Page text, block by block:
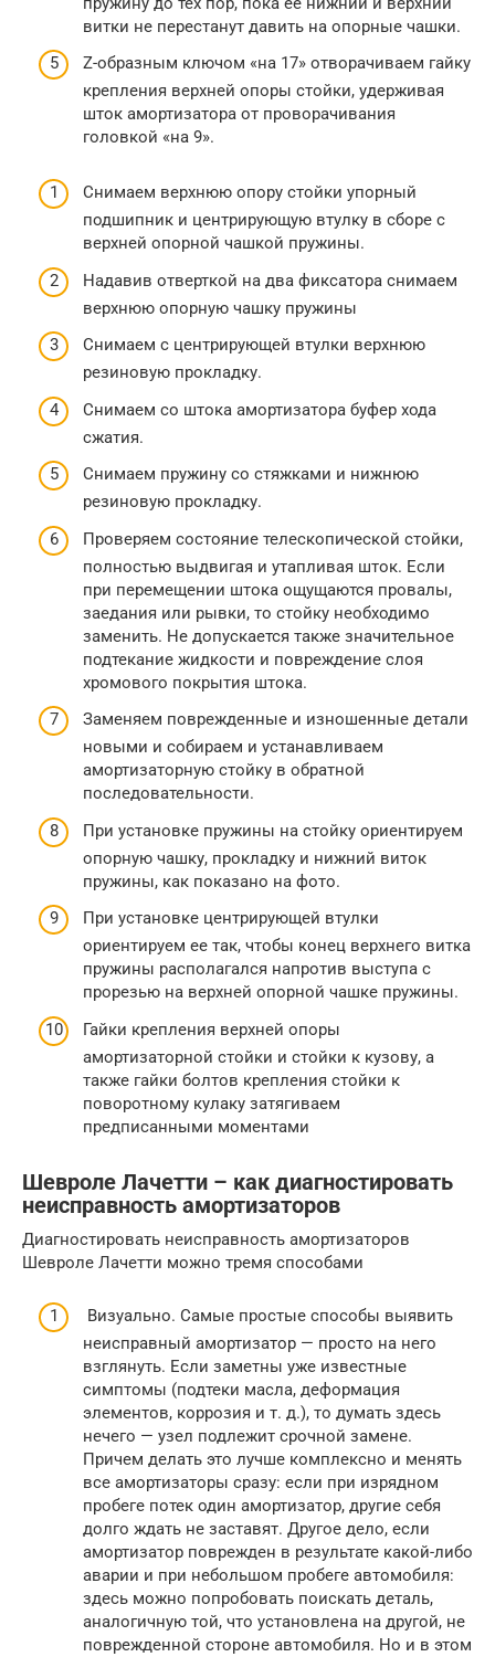
витки не перестанут давить на опорные чашки.
Z-образным ключом «на 17» отворачиваем гайку
крепления верхней опоры стойки, удерживая
шток амортизатора от проворачивания
головкой «на 9».
Снимаем верхнюю опору стойки упорный
подшипник и центрирующую втулку в сборе с
верхней опорной чашкой пружины.
Надавив отверткой на два фиксатора снимаем
верхнюю опорную чашку пружины
Снимаем с центрирующей втулки верхнюю
резиновую прокладку.
Снимаем со штока амортизатора буфер хода
сжатия.
Снимаем пружину со стяжками и нижнюю
резиновую прокладку.
Проверяем состояние телескопической стойки,
полностью выдвигая и утапливая шток. Если
при перемещении штока ощущаются провалы,
заедания или рывки, то стойку необходимо
заменить. Не допускается также значительное
подтекание жидкости и повреждение слоя
хромового покрытия штока.
Заменяем поврежденные и изношенные детали
новыми и собираем и устанавливаем
амортизаторную стойку в обратной
последовательности.
При установке пружины на стойку ориентируем
опорную чашку, прокладку и нижний виток
пружины, как показано на фото.
При установке центрирующей втулки
ориентируем ее так, чтобы конец верхнего витка
пружины располагался напротив выступа с
прорезью на верхней опорной чашке пружины.
Гайки крепления верхней опоры
амортизаторной стойки и стойки к кузову, а
также гайки болтов крепления стойки к
поворотному кулаку затягиваем
предписанными моментами
Шевроле Лачетти – как диагностировать
неисправность амортизаторов
Диагностировать неисправность амортизаторов
Шевроле Лачетти можно тремя способами
Визуально. Самые простые способы выявить
неисправный амортизатор — просто на него
взглянуть. Если заметны уже известные
симптомы (подтеки масла, деформация
элементов, коррозия и т. д.), то думать здесь
нечего — узел подлежит срочной замене.
Причем делать это лучше комплексно и менять
все амортизаторы сразу: если при изрядном
пробеге потек один амортизатор, другие себя
долго ждать не заставят. Другое дело, если
амортизатор поврежден в результате какой-либо
аварии и при небольшом пробеге автомобиля:
здесь можно попробовать поискать деталь,
аналогичную той, что установлена на другой, не
поврежденной стороне автомобиля. Но и в этом